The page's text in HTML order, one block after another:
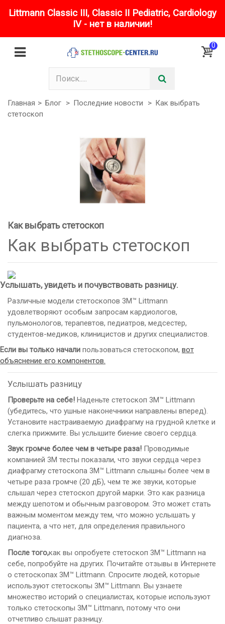
Littmann Classic III, Classic II Pediatric, Cardiology
IV - нет в наличии!
0
Главная > Блог > Последние новости > Как выбрать
стетоскоп
Как выбрать стетоскоп
Как выбрать стетоскоп
Услышать, увидеть и почувствовать разницу.
Различные модели стетоскопов 3M™ Littmann
удовлетворяют особым запросам кардиологов,
пульмонологов, терапевтов, педиатров, медсестер,
студентов-медиков, клиницистов и других специалистов.
Если вы только начали пользоваться стетоскопом, вот
объяснение его компонентов.
Услышать разницу
Проверьте на себе! Наденьте стетоскоп 3M™ Littmann
(убедитесь, что ушные наконечники направлены вперед).
Установите настраиваемую диафрагму на грудной клетке и
слегка прижмите. Вы услышите биение своего сердца.
Звук громче более чем в четыре раза! Проводимые
компанией 3М тесты показали, что звуки сердца через
диафрагму стетоскопа 3M™ Littmann слышны более чем в
четыре раза громче (20 дБ), чем те же звуки, которые
слышал через стетоскоп другой марки. Это как разница
между шепотом и обычным разговором. Это может стать
важным моментом между тем, что можно услышать у
пациента, а что нет, для определения правильного
диагноза.
После того,как вы опробуете стетоскоп 3M™ Littmann на
себе, попробуйте на других. Почитайте отзывы в Интернете
о стетоскопах 3M™ Littmann. Спросите людей, которые
используют стетоскопы 3M™ Littmann. Вы узнаете
множество историй о специалистах, которые используют
только стетоскопы 3M™ Littmann, потому что они
отчетливо слышат разницу.